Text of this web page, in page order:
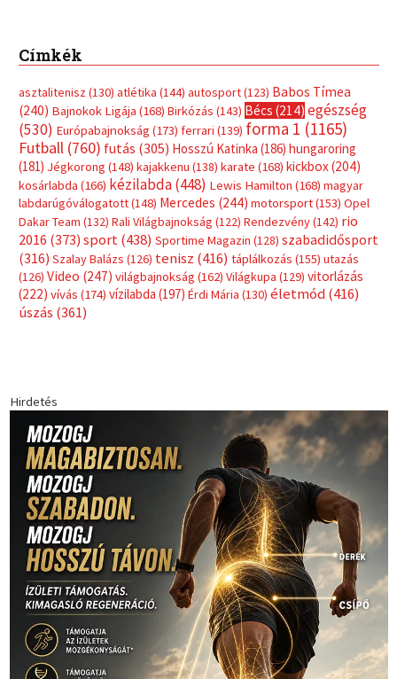
Címkék
(181)Jégkorong(148)kajakkenu(138)karate(168)kickbox(204)
kosárlabda(166) Lewis Hamilton(168)
magyar
labdarúgóválogatott(148)Mercedes (244) motorsport(153)
Opel
Dakar Team(132)Rali Világbajnokság (122) Rendezvény (142)
rio
2016(373)sport Sportime Magazin(128)szabadidősport
(316) Szalay Balázs(126) tenisz(416) táplálkozás(155)utazás
(126)Video(247)világbajnokság (162) Világkupa(129)
vitorlázás
(222)vívás(174) (197) Érdi Mária(130)életmód(416)
úszás(361)
Hirdetés